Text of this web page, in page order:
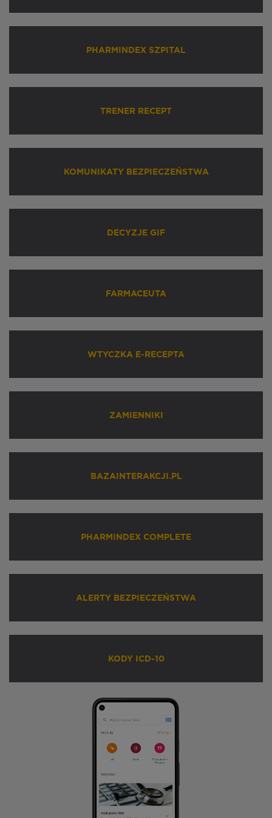
PHARMINDEX SZPITAL
TRENER RECEPT
KOMUNIKATY BEZPIECZEŃSTWA
DECYZJE GIF
FARMACEUTA
WTYCZKA E-RECEPTA
ZAMIENNIKI
BAZAINTERAKCJI.PL
PHARMINDEX COMPLETE
ALERTY BEZPIECZEŃSTWA
KODY ICD-10